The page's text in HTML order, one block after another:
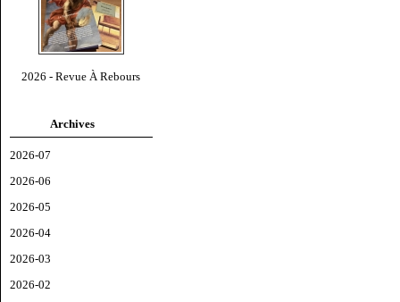
2026 - Revue À Rebours
Archives
2026-07
2026-06
2026-05
2026-04
2026-03
2026-02